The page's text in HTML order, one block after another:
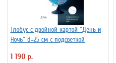
Глобус с двойной картой "День и
Ночь" d=25 см с подсветкой
1 190 р.